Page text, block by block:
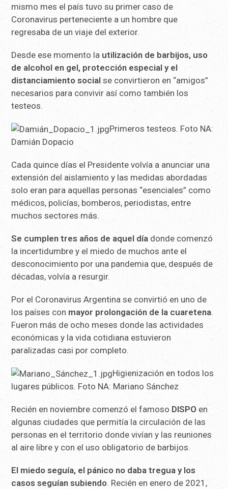
mismo mes el país tuvo su primer caso de
Coronavirus perteneciente a un hombre que
regresaba de un viaje del exterior.
Desde ese momento la utilización de barbijos, uso
de alcohol en gel, protección especial y el
distanciamiento social se convirtieron en “amigos”
necesarios para convivir así como también los
testeos.
Primeros testeos. Foto NA:
Damián Dopacio
Cada quince días el Presidente volvía a anunciar una
extensión del aislamiento y las medidas abordadas
solo eran para aquellas personas “esenciales” como
médicos, policías, bomberos, periodistas, entre
muchos sectores más.
Se cumplen tres años de aquel día donde comenzó
la incertidumbre y el miedo de muchos ante el
desconocimiento por una pandemia que, después de
décadas, volvía a resurgir.
Por el Coronavirus Argentina se convirtió en uno de
los países con mayor prolongación de la cuaretena.
Fueron más de ocho meses donde las actividades
económicas y la vida cotidiana estuvieron
paralizadas casi por completo.
Higienización en todos los
lugares públicos. Foto NA: Mariano Sánchez
Recién en noviembre comenzó el famoso DISPO en
algunas ciudades que permitía la circulación de las
personas en el territorio donde vivían y las reuniones
al aire libre y con el uso obligatorio de barbijos.
El miedo seguía, el pánico no daba tregua y los
casos seguían subiendo. Recién en enero de 2021,